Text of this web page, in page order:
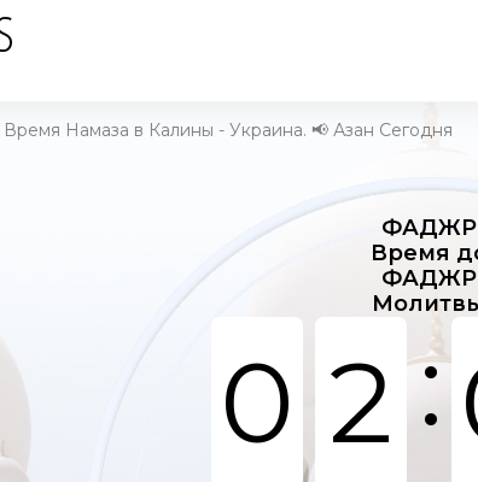
Время Намаза в Калины - Украина. 📢 Азан Сегодня
ФАДЖР
Время
ФАДЖР
0 2 :